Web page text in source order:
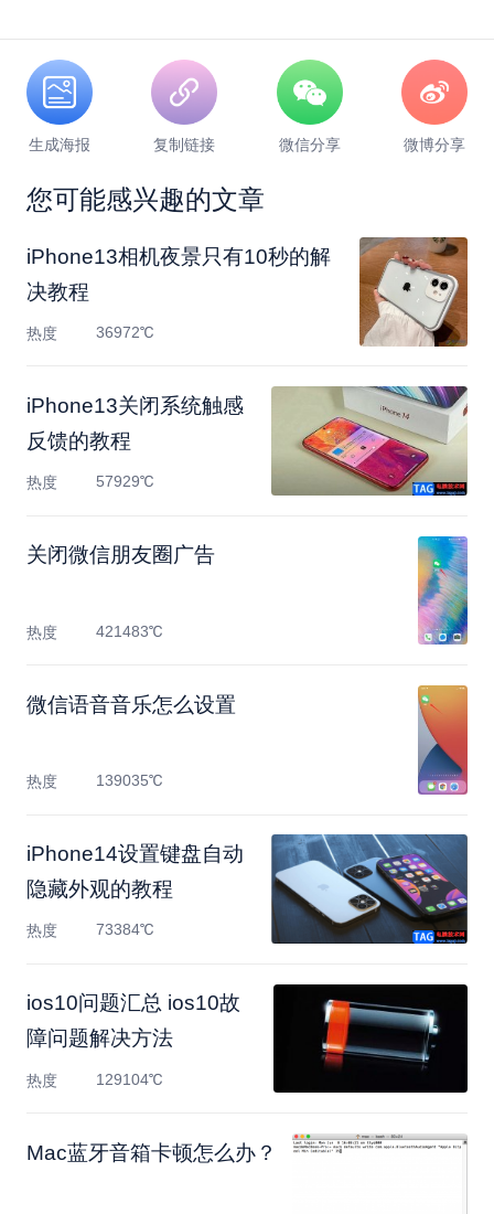
生成海报 复制链接 微信分享 微博分享
您可能感兴趣的文章
​iPhone13相机夜景只有10秒的解
决教程
热度 36972℃
​iPhone13关闭系统触感
反馈的教程
热度 57929℃
关闭微信朋友圈广告
热度 421483℃
微信语音音乐怎么设置
热度 139035℃
​iPhone14设置键盘自动
隐藏外观的教程
热度 73384℃
ios10问题汇总 ios10故
障问题解决方法
热度 129104℃
Mac蓝牙音箱卡顿怎么办？